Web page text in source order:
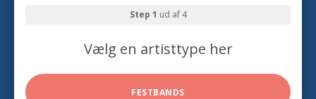
Step 1 ud af 4
Vælg en artisttype her
FESTBANDS